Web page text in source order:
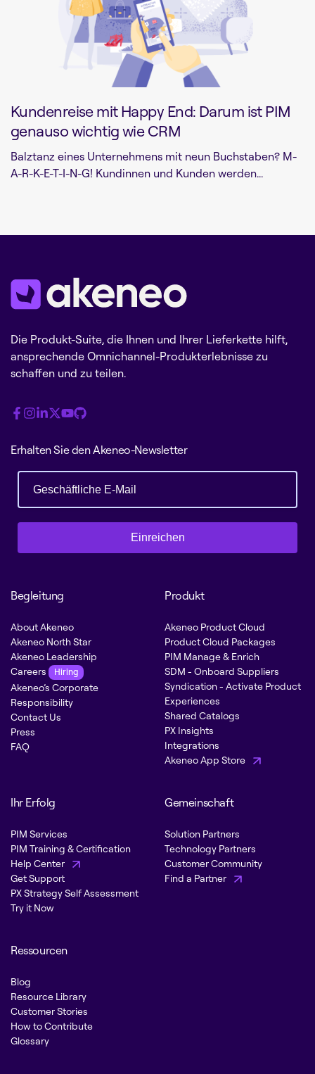
Kundenreise mit Happy End: Darum ist PIM
genauso wichtig wie CRM
Balztanz eines Unternehmens mit neun Buchstaben? M-
A-R-K-E-T-I-N-G! Kundinnen und Kunden werden...
Die Produkt-Suite, die Ihnen und Ihrer Lieferkette hilft,
ansprechende Omnichannel-Produkterlebnisse zu
schaffen und zu teilen.
Erhalten Sie den Akeneo-Newsletter
Einreichen
Begleitung
About Akeneo
Akeneo North Star
Akeneo Leadership
Careers
Hiring
Akeneo’s Corporate
Responsibility
Contact Us
Press
FAQ
Produkt
Akeneo Product Cloud
Product Cloud Packages
PIM Manage & Enrich
SDM - Onboard Suppliers
Syndication - Activate Product
Experiences
Shared Catalogs
PX Insights
Integrations
Akeneo App Store
Ihr Erfolg
PIM Services
PIM Training & Certification
Help Center
Get Support
PX Strategy Self Assessment
Try it Now
Gemeinschaft
Solution Partners
Technology Partners
Customer Community
Find a Partner
Ressourcen
Blog
Resource Library
Customer Stories
How to Contribute
Glossary